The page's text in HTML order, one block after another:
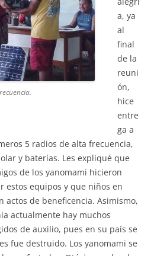
a, ya
al
final
de la
reuni
ón,
hice
entre
ga a
5 radios de alta frecuencia,
y baterías. Les expliqué que
de los yanomami hicieron
estos equipos y que niños en
actos de beneficencia. Asimismo,
actualmente hay muchos
de auxilio, pues en su país se
fue destruido. Los yanomami se